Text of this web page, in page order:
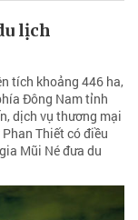
lịch
tích khoảng 446 ha,
Đông Nam tỉnh
dịch vụ thương mại
Thiết có điều
Mũi Né đưa du